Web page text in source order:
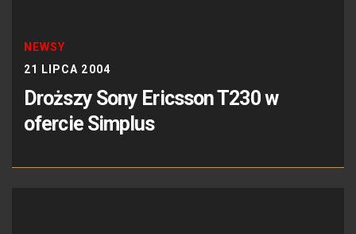
NEWSY
21 LIPCA 2004
Droższy Sony Ericsson T230 w
ofercie Simplus